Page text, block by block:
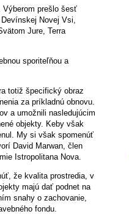
Výberom prešlo šesť
Novej Vsi,
Jure, Terra
sporiteľňou a
totiž špecifický obraz
za príkladnú obnovu.
a umožnili nasledujúcim
objekty. Keby však
My si však spomenúť
David Marwan, člen
Istropolitana Nova.
že kvalita prostredia, v
majú dať podnet na
snahy o zachovanie,
fondu.